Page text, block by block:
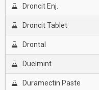
Droncit Enj.
Droncit Tablet
Drontal
Duelmint
Duramectin Paste